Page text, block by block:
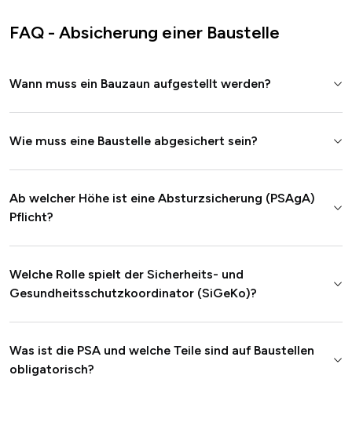
FAQ - Absicherung einer Baustelle
Wann muss ein Bauzaun aufgestellt werden?
Wie muss eine Baustelle abgesichert sein?
Ab welcher Höhe ist eine Absturzsicherung (PSAgA)
Pflicht?
Welche Rolle spielt der Sicherheits- und
Gesundheitsschutzkoordinator (SiGeKo)?
Was ist die PSA und welche Teile sind auf Baustellen
obligatorisch?